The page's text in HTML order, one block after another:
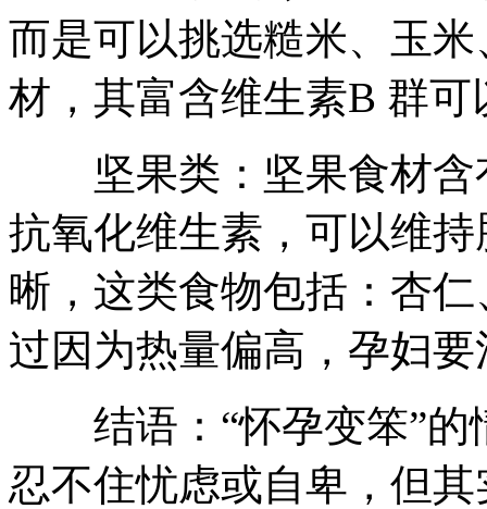
而是可以挑选糙米、玉
材，其富含维生素B 群
坚果类：坚果食材含
抗氧化维生素，可以维
晰，这类食物包括：杏
过因为热量偏高，孕妇
结语：“怀孕变笨”的
忍不住忧虑或自卑，但